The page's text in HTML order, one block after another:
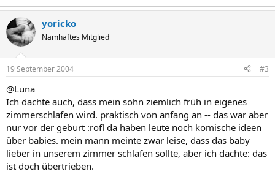
yoricko
Namhaftes Mitglied
19 September 2004 #3
@Luna
Ich dachte auch, dass mein sohn ziemlich früh in eigenes
zimmerschlafen wird. praktisch von anfang an -- das war aber
nur vor der geburt :rofl da haben leute noch komische ideen
über babies. mein mann meinte zwar leise, dass das baby
lieber in unserem zimmer schlafen sollte, aber ich dachte: das
ist doch übertrieben.